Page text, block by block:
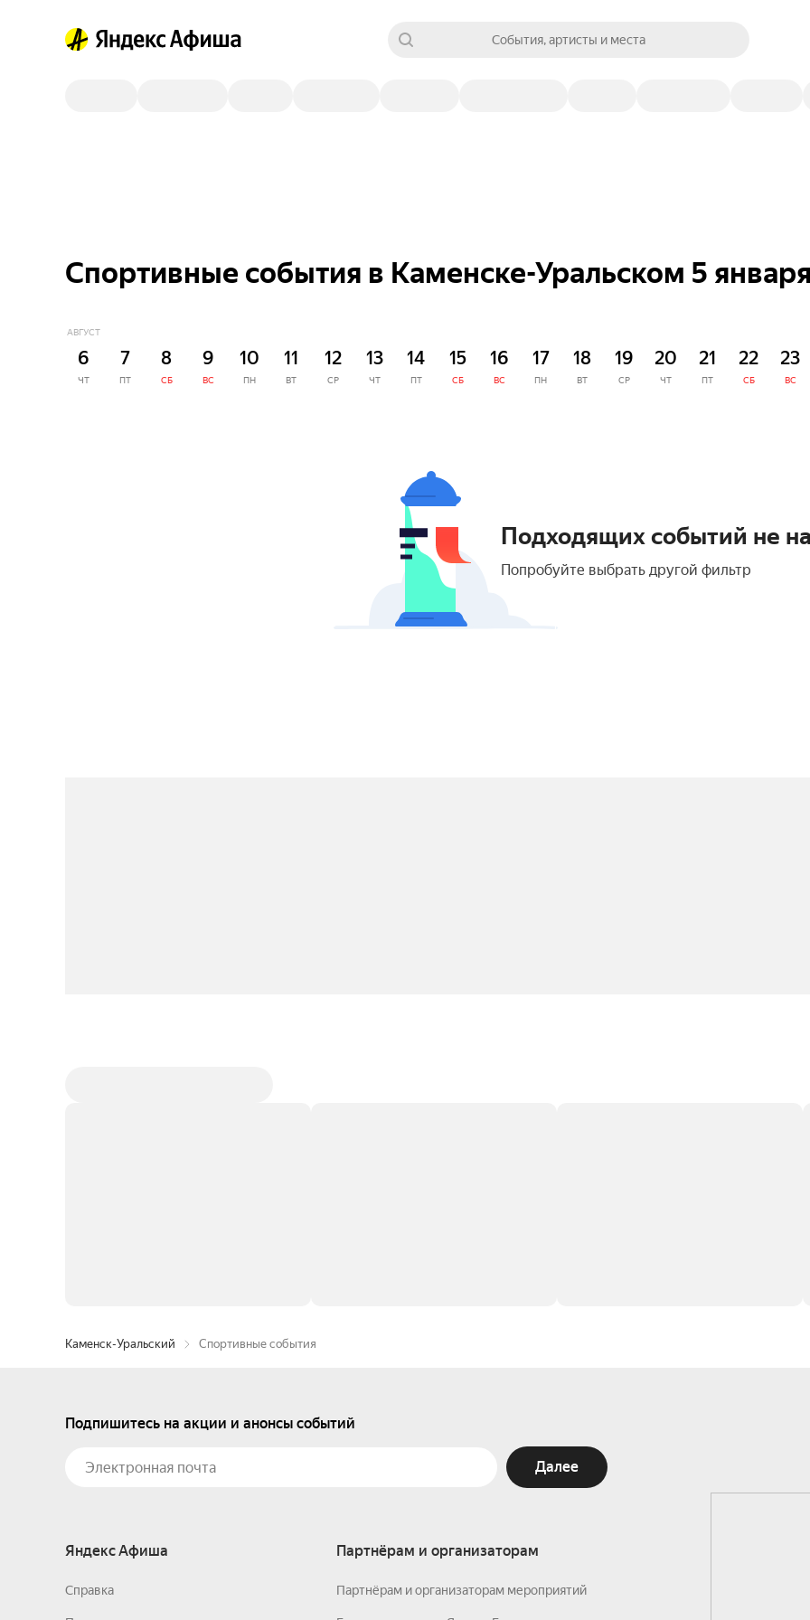
События, артисты и места
Спортивные события в Каменске-Уральском 5 января
АВГУСТ
6
ЧТ
7
ПТ
8
СБ
9
ВС
10
ПН
11
ВТ
12
СР
13
ЧТ
14
ПТ
15
СБ
16
ВС
17
ПН
18
ВТ
19
СР
20
ЧТ
21
ПТ
22
СБ
23
ВС
Подходящих событий не
Попробуйте выбрать другой фильтр
Каменск-Уральский Спортивные события
Подпишитесь на акции и анонсы событий
Далее
Яндекс Афиша
Справка
Партнёрам и организаторам
Партнёрам и организаторам мероприятий